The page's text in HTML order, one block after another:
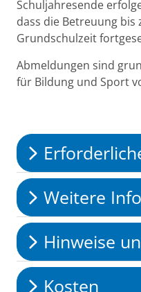
Schuljahresende
dass die Betreuung bis
Grundschulzeit
Abmeldungen sind
für Bildung und Sport
Weitere
Hinweise
Kosten